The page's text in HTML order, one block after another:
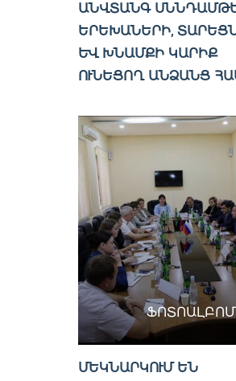
ԱՆՎՏԱՆԳ
ԵՐԵԽԱՆԵՐԻ,
ԵՎ ԽՆԱՄՔԻ ԿԱՐԻՔ
ՈՒՆԵՑՈՂ ԱՆՁԱՆՑ
ՖՈՏՈԱԼԲՈՄ
ՄԵԿՆԱՐԿՈՒՄ ԵՆ